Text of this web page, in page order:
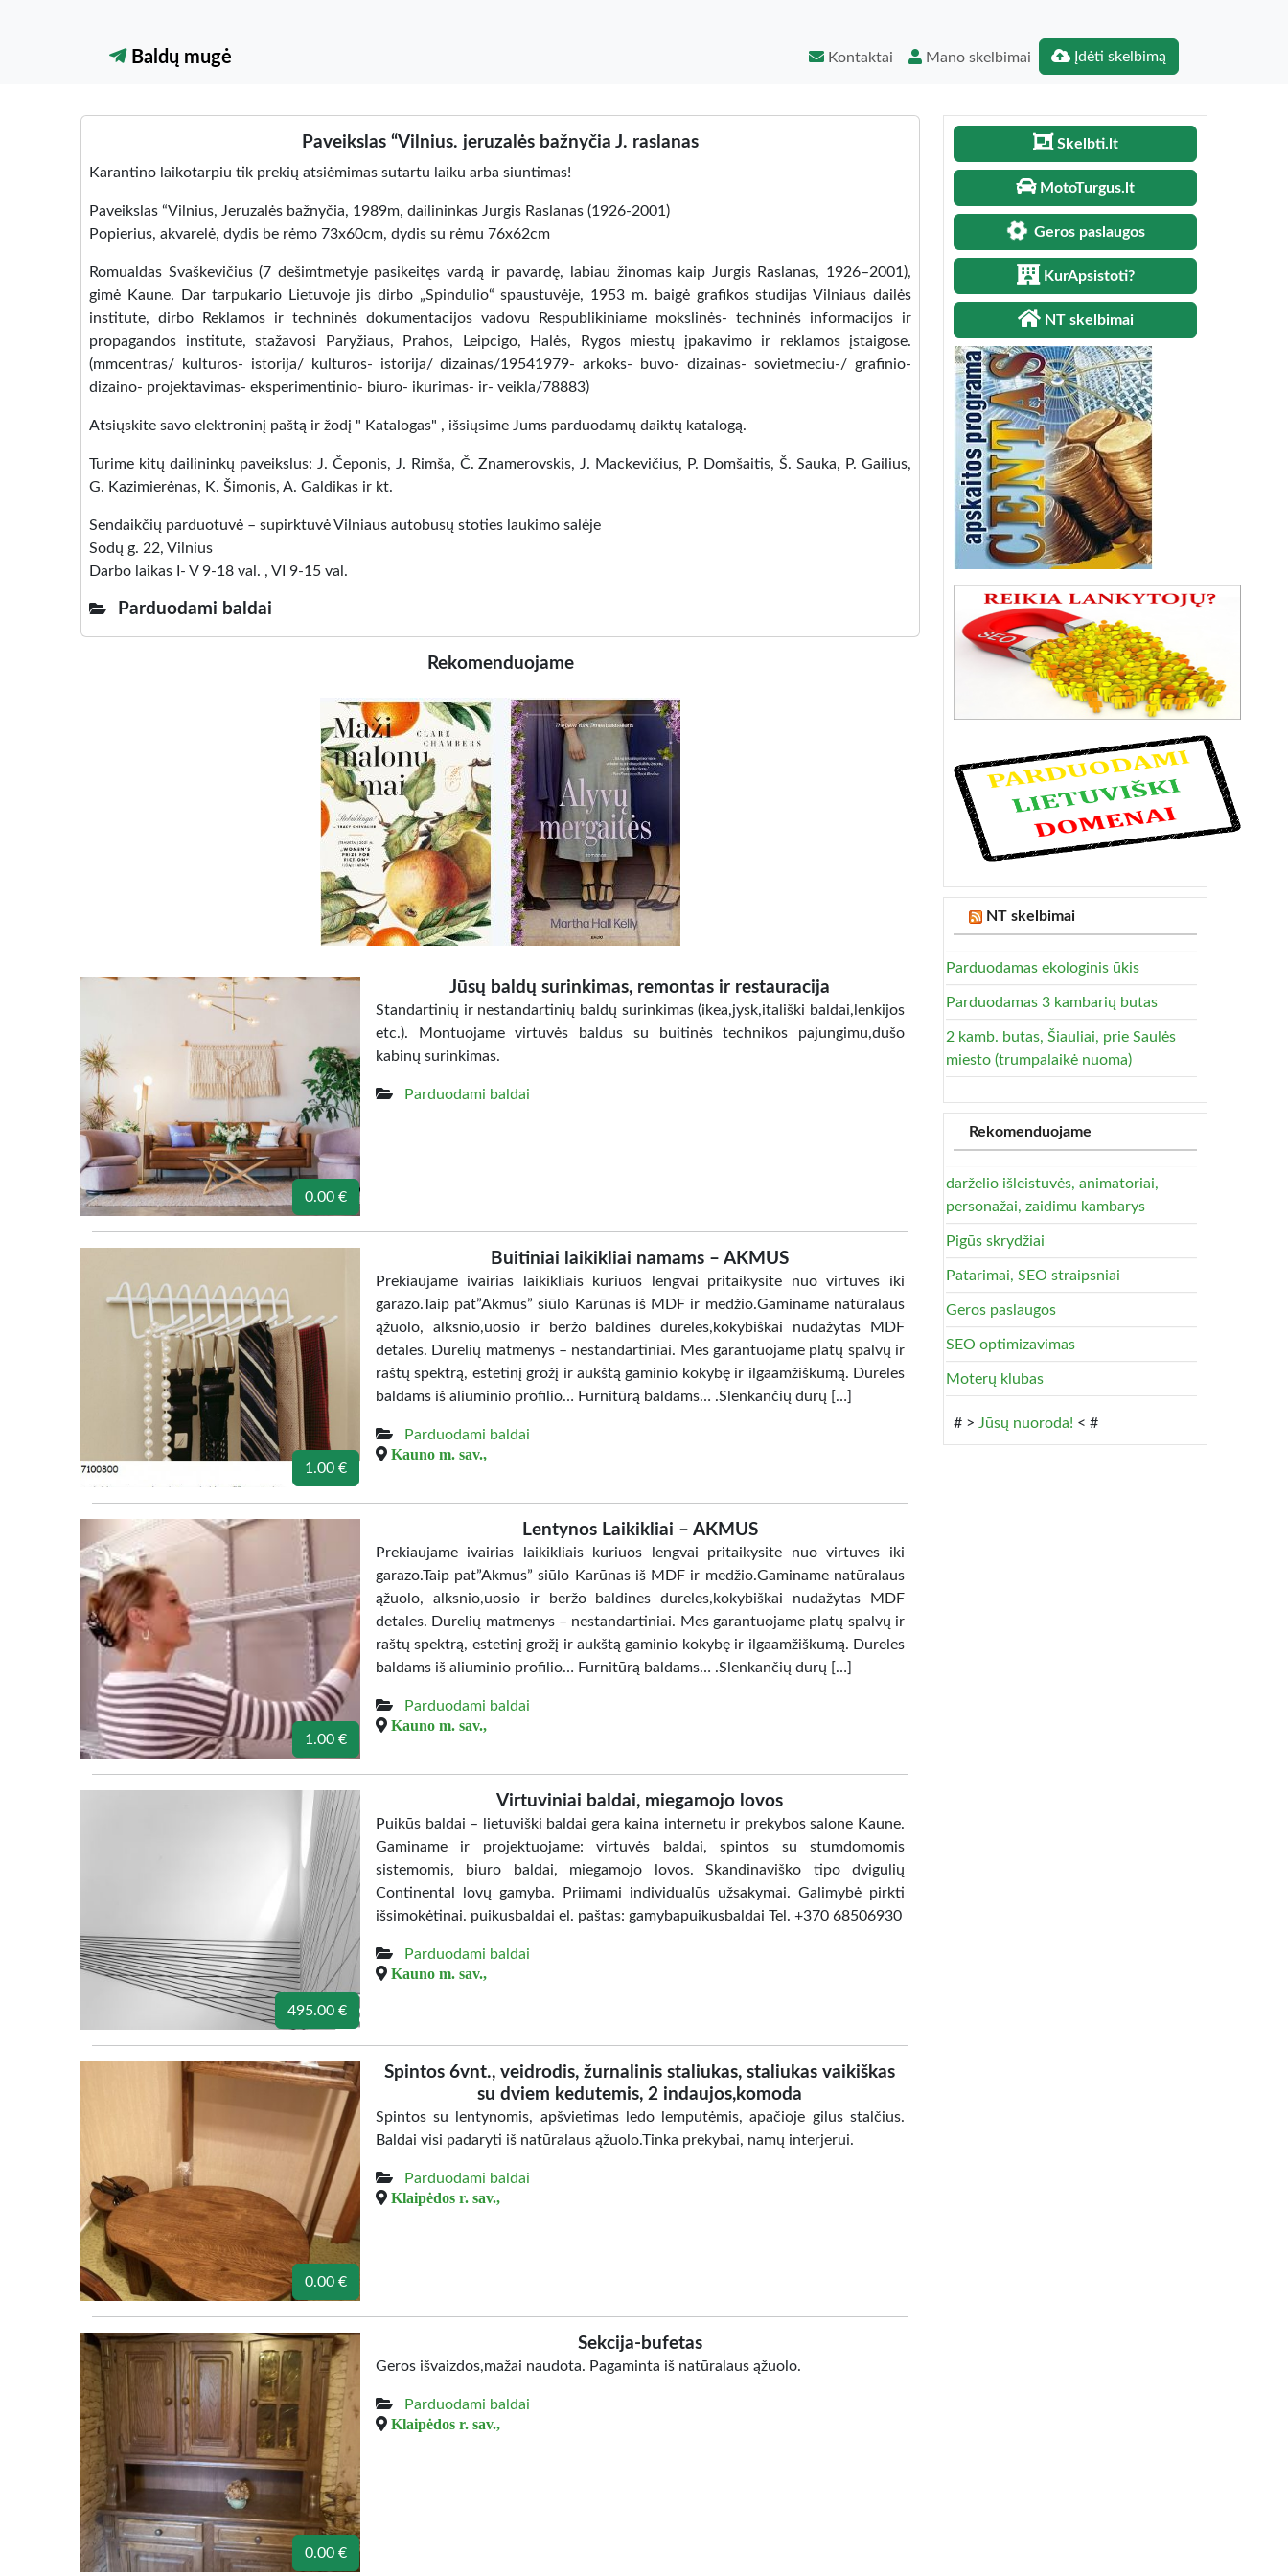
Baldų mugė Kontaktai Mano skelbimai Įdėti skelbimą
Paveikslas “Vilnius. jeruzalės bažnyčia J. raslanas
Karantino laikotarpiu tik prekių atsiėmimas sutartu laiku arba siuntimas!
Paveikslas “Vilnius, Jeruzalės bažnyčia, 1989m, dailininkas Jurgis Raslanas (1926-2001)
Popierius, akvarelė, dydis be rėmo 73x60cm, dydis su rėmu 76x62cm
Romualdas Svaškevičius (7 dešimtmetyje pasikeitęs vardą ir pavardę, labiau žinomas kaip Jurgis Raslanas, 1926–2001),
gimė Kaune. Dar tarpukario Lietuvoje jis dirbo „Spindulio“ spaustuvėje, 1953 m. baigė grafikos studijas Vilniaus dailės
institute, dirbo Reklamos ir techninės dokumentacijos vadovu Respublikiniame mokslinės- techninės informacijos ir
propagandos institute, stažavosi Paryžiaus, Prahos, Leipcigo, Halės, Rygos miestų įpakavimo ir reklamos įstaigose.
(mmcentras/ kulturos- istorija/ kulturos- istorija/ dizainas/19541979- arkoks- buvo- dizainas- sovietmeciu-/ grafinio-
dizaino- projektavimas- eksperimentinio- biuro- ikurimas- ir- veikla/78883)
Atsiųskite savo elektroninį paštą ir žodį " Katalogas" , išsiųsime Jums parduodamų daiktų katalogą.
Turime kitų dailininkų paveikslus: J. Čeponis, J. Rimša, Č. Znamerovskis, J. Mackevičius, P. Domšaitis, Š. Sauka, P. Gailius,
G. Kazimierėnas, K. Šimonis, A. Galdikas ir kt.
Sendaikčių parduotuvė – supirktuvė Vilniaus autobusų stoties laukimo salėje
Sodų g. 22, Vilnius
Darbo laikas I- V 9-18 val. , VI 9-15 val.
Parduodami baldai
Rekomenduojame
0.00 €
Jūsų baldų surinkimas, remontas ir restauracija
Standartinių ir nestandartinių baldų surinkimas (ikea,jysk,itališki baldai,lenkijos
etc.). Montuojame virtuvės baldus su buitinės technikos pajungimu,dušo
kabinų surinkimas.
Parduodami baldai
1.00 €
Buitiniai laikikliai namams – AKMUS
Prekiaujame ivairias laikikliais kuriuos lengvai pritaikysite nuo virtuves iki
garazo.Taip pat”Akmus” siūlo Karūnas iš MDF ir medžio.Gaminame natūralaus
ąžuolo, alksnio,uosio ir beržo baldines dureles,kokybiškai nudažytas MDF
detales. Durelių matmenys – nestandartiniai. Mes garantuojame platų spalvų ir
raštų spektrą, estetinį grožį ir aukštą gaminio kokybę ir ilgaamžiškumą. Dureles
baldams iš aliuminio profilio… Furnitūrą baldams… .Slenkančių durų […]
Parduodami baldai
Kauno m. sav.,
1.00 €
Lentynos Laikikliai – AKMUS
Prekiaujame ivairias laikikliais kuriuos lengvai pritaikysite nuo virtuves iki
garazo.Taip pat”Akmus” siūlo Karūnas iš MDF ir medžio.Gaminame natūralaus
ąžuolo, alksnio,uosio ir beržo baldines dureles,kokybiškai nudažytas MDF
detales. Durelių matmenys – nestandartiniai. Mes garantuojame platų spalvų ir
raštų spektrą, estetinį grožį ir aukštą gaminio kokybę ir ilgaamžiškumą. Dureles
baldams iš aliuminio profilio… Furnitūrą baldams… .Slenkančių durų […]
Parduodami baldai
Kauno m. sav.,
495.00 €
Virtuviniai baldai, miegamojo lovos
Puikūs baldai – lietuviški baldai gera kaina internetu ir prekybos salone Kaune.
Gaminame ir projektuojame: virtuvės baldai, spintos su stumdomomis
sistemomis, biuro baldai, miegamojo lovos. Skandinaviško tipo dvigulių
Continental lovų gamyba. Priimami individualūs užsakymai. Galimybė pirkti
išsimokėtinai. puikusbaldai el. paštas: gamybapuikusbaldai Tel. +370 68506930
Parduodami baldai
Kauno m. sav.,
0.00 €
Spintos 6vnt., veidrodis, žurnalinis staliukas, staliukas vaikiškas
su dviem kedutemis, 2 indaujos,komoda
Spintos su lentynomis, apšvietimas ledo lemputėmis, apačioje gilus stalčius.
Baldai visi padaryti iš natūralaus ąžuolo.Tinka prekybai, namų interjerui.
Parduodami baldai
Klaipėdos r. sav.,
0.00 €
Sekcija-bufetas
Geros išvaizdos,mažai naudota. Pagaminta iš natūralaus ąžuolo.
Parduodami baldai
Klaipėdos r. sav.,
Skelbti.lt
MotoTurgus.lt
Geros paslaugos
KurApsistoti?
NT skelbimai
NT skelbimai
Parduodamas ekologinis ūkis
Parduodamas 3 kambarių butas
2 kamb. butas, Šiauliai, prie Saulės
miesto (trumpalaikė nuoma)
Rekomenduojame
darželio išleistuvės, animatoriai,
personažai, zaidimu kambarys
Pigūs skrydžiai
Patarimai, SEO straipsniai
Geros paslaugos
SEO optimizavimas
Moterų klubas
# > Jūsų nuoroda! < #